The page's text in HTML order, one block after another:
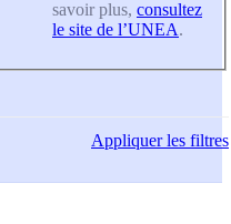
savoir plus, consultez
le site de l’UNEA.
Appliquerles filtres